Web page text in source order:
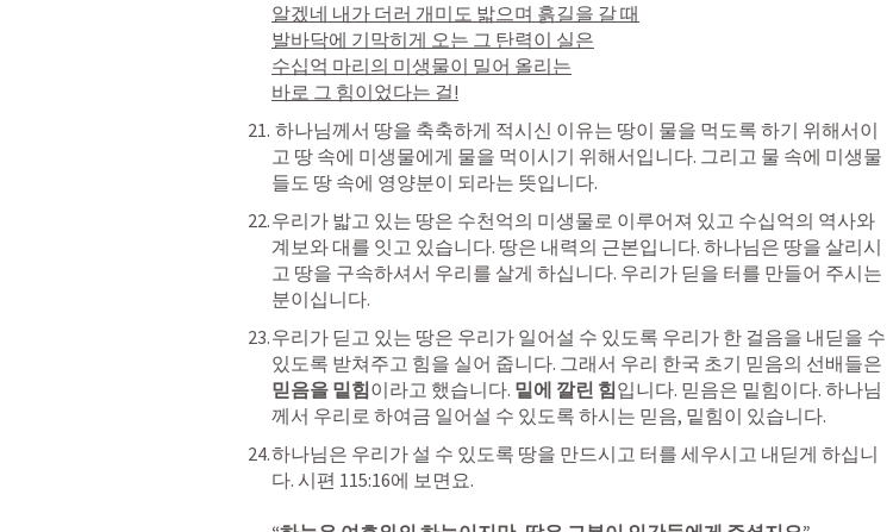
알겠네 내가 더러 개미도 밟으며 흙길을 갈 때
발바닥에 기막히게 오는 그 탄력이 실은
수십억 마리의 미생물이 밀어 올리는
바로 그 힘이었다는 걸!
고 땅 속에 미생물에게 물을 먹이시기 위해서입니다. 그리고 물 속에 미생물
들도 땅 속에 영양분이 되라는 뜻입니다.
우리가 밟고 있는 땅은 수천억의 미생물로 이루어져 있고 수십억의 역사와
계보와 대를 잇고 있습니다. 땅은 내력의 근본입니다. 하나님은 땅을 살리시
고 땅을 구속하셔서 우리를 살게 하십니다. 우리가 딛을 터를 만들어 주시는
분이십니다.
우리가 딛고 있는 땅은 우리가 일어설 수 있도록 우리가 한 걸음을 내딛을 수
믿음을 밑힘이라고 했습니다. 밑에 깔린 힘입니다. 믿음은 밑힘이다. 하나님
께서 우리로 하여금 일어설 수 있도록 하시는 믿음, 밑힘이 있습니다.
하나님은 우리가 설 수 있도록 땅을 만드시고 터를 세우시고 내딛게 하십니
다. 시편 115:16에 보면요.